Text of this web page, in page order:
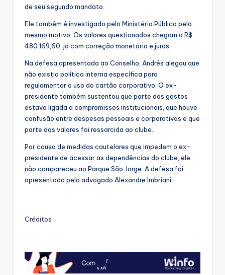
de seu segundo mandato.
Ele também é investigado pelo Ministério Público pelo
mesmo motivo. Os valores questionados chegam a R$
480.169,60, já com correção monetária e juros.
Na defesa apresentada ao Conselho, Andrés alegou que
não existia política interna específica para
regulamentar o uso do cartão corporativo. O ex-
presidente também sustentou que parte dos gastos
estava ligada a compromissos institucionais, que houve
confusão entre despesas pessoais e corporativas e que
parte dos valores foi ressarcida ao clube.
Por causa de medidas cautelares que impedem o ex-
presidente de acessar as dependências do clube, ele
não compareceu ao Parque São Jorge. A defesa foi
apresentada pelo advogado Alexandre Imbriani.
Créditos